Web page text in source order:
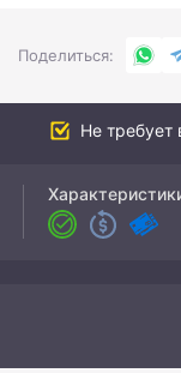
Поделиться
Не требует